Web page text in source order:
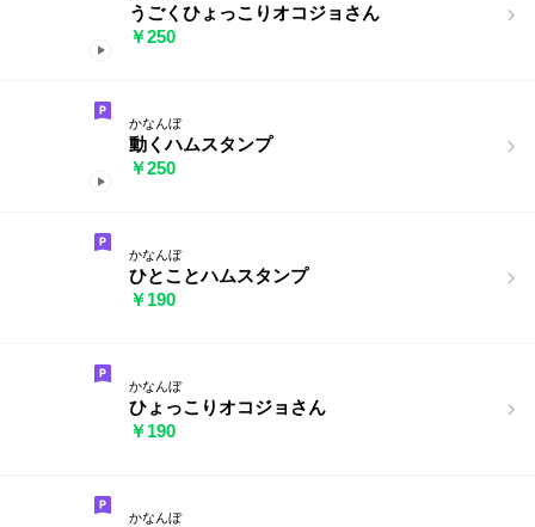
うごくひょっこりオコジョさん
￥250
かなんぼ
動くハムスタンプ
￥250
かなんぼ
ひとことハムスタンプ
￥190
かなんぼ
ひょっこりオコジョさん
￥190
かなんぼ